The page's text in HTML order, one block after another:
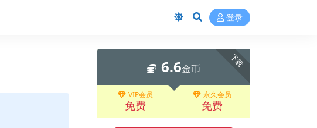
登录
下载
6.6金币
VIP会员
免费
永久会员
免费